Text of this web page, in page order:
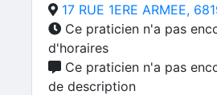
17 RUE 1ERE ARMEE,
Ce praticien n'a pas
d'horaires
Ce praticien n'a pas
de description